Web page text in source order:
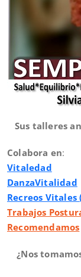
Sus talleres
Colabora en:
Vitaledad
DanzaVitalidad
Recreos Vitales
Trabajos
Recomendamos
¿Nos